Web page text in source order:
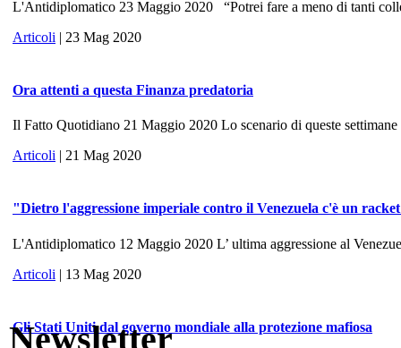
L'Antidiplomatico 23 Maggio 2020 “Potrei fare a meno di tanti
Articoli | 23 Mag 2020
Ora attenti a questa Finanza predatoria
Il Fatto Quotidiano 21 Maggio 2020 Lo scenario di queste
Articoli | 21 Mag 2020
"Dietro l'aggressione imperiale contro il Venezuela c'è un
L'Antidiplomatico 12 Maggio 2020 L’ ultima aggressione al
Articoli | 13 Mag 2020
Gli Stati Uniti dal governo mondiale alla protezione mafiosa
Newsletter